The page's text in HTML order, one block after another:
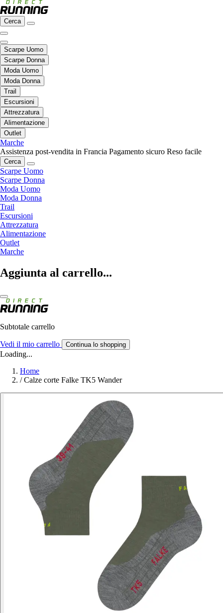
Cerca
Scarpe Uomo
Scarpe Donna
Moda Uomo
Moda Donna
Trail
Escursioni
Attrezzatura
Alimentazione
Outlet
Marche
Assistenza post-vendita in Francia Pagamento sicuro Reso facile
Cerca
Scarpe Uomo
Scarpe Donna
Moda Uomo
Moda Donna
Trail
Escursioni
Attrezzatura
Alimentazione
Outlet
Marche
Aggiunta al carrello...
Subtotale carrello
Vedi il mio carrello Continua lo shopping
Loading...
Home
/ Calze corte Falke TK5 Wander